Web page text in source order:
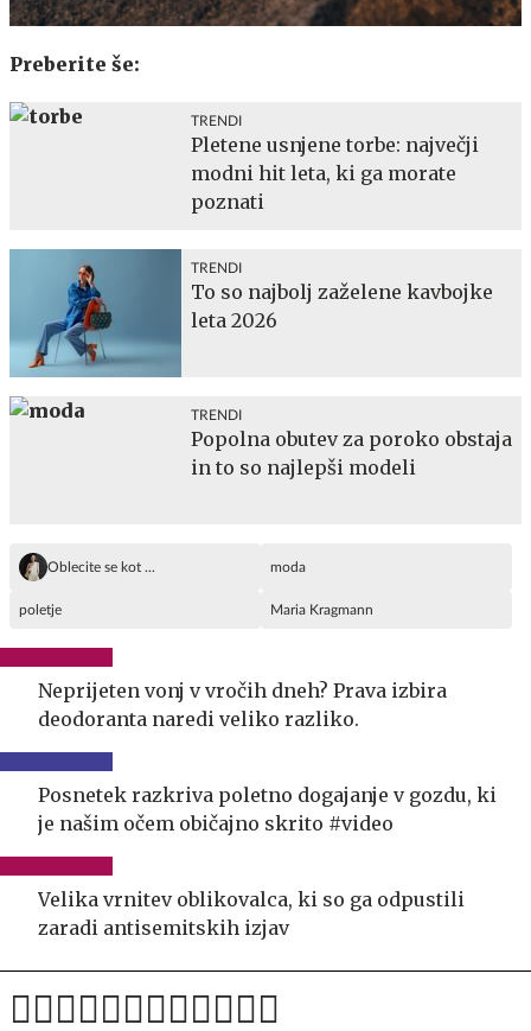
Preberite še:
TRENDI
Pletene usnjene torbe: največji
modni hit leta, ki ga morate
poznati
TRENDI
To so najbolj zaželene kavbojke
leta 2026
TRENDI
Popolna obutev za poroko obstaja
in to so najlepši modeli
Oblecite se kot ... moda
poletje Maria Kragmann
Neprijeten vonj v vročih dneh? Prava izbira
deodoranta naredi veliko razliko.
Posnetek razkriva poletno dogajanje v gozdu, ki
je našim očem običajno skrito #video
Velika vrnitev oblikovalca, ki so ga odpustili
zaradi antisemitskih izjav